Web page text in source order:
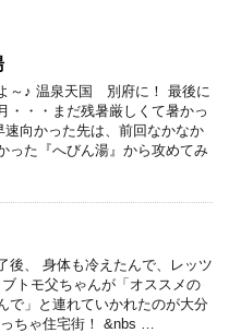
～♪ 温泉天国 別府に！ 最後に
・・・まだ残暑厳しくて暑かっ
速向かった先は、前回なかなか
った『へびん湯』から攻めてみ
後、 身体も冷えたんで、レッツ
トモ父ちゃんが「オススメの
で」と連れていかれたのが大分
ちゃ住宅街！ &nbs …